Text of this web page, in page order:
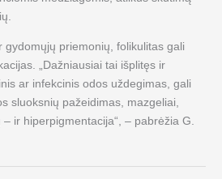
gydomųjų priemonių, folikulitas gali
„Dažniausiai tai išplitęs ir
ar infekcinis odos uždegimas, gali
sluoksnių pažeidimas, mazgeliai,
ir hiperpigmentacija“, – pabrėžia G.